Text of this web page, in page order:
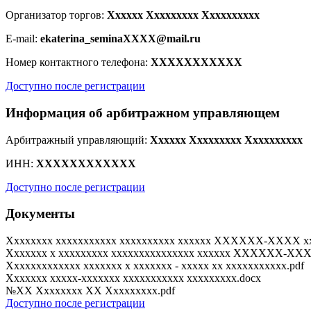
Организатор торгов: Xxxxxx Xxxxxxxxx Xxxxxxxxxx
E-mail: ekaterina_seminaXXXX@mail.ru
Номер контактного телефона: XXXXXXXXXXX
Доступно после регистрации
Информация об арбитражном управляющем
Арбитражный управляющий: Xxxxxx Xxxxxxxxx Xxxxxxxxxx
ИНН: XXXXXXXXXXXX
Доступно после регистрации
Документы
Xxxxxxxx xxxxxxxxxxx xxxxxxxxxx xxxxxx XXXXXX-XXXX
Xxxxxxx x xxxxxxxxx xxxxxxxxxxxxxxx xxxxxx XXXXXX-
Xxxxxxxxxxxxx xxxxxxx x xxxxxxx - xxxxx xx xxxxxxxxxxx.pdf
Xxxxxxx xxxxx-xxxxxxx xxxxxxxxxxx xxxxxxxxx.docx
№XX Xxxxxxxx XX Xxxxxxxxx.pdf
Доступно после регистрации